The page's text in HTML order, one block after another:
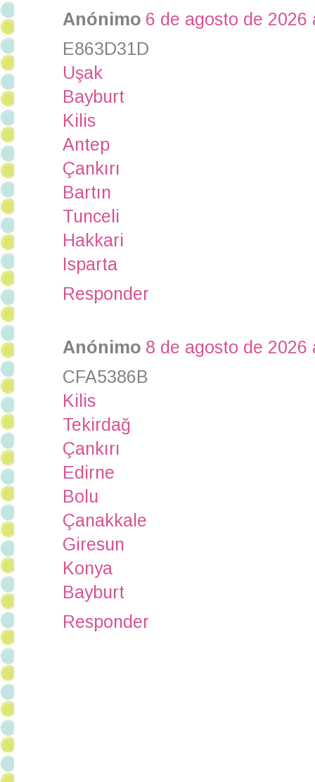
Anónimo 6 de agosto de 2026
E863D31D
Uşak
Bayburt
Kilis
Antep
Çankırı
Bartın
Tunceli
Hakkari
Isparta
Responder
Anónimo 8 de agosto de 2026
CFA5386B
Kilis
Tekirdağ
Çankırı
Edirne
Bolu
Çanakkale
Giresun
Konya
Bayburt
Responder